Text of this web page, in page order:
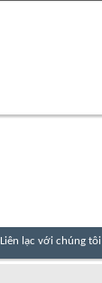
Liên lạc với chúng tôi